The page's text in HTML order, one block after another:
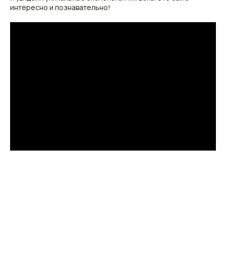
интересно и познавательно!